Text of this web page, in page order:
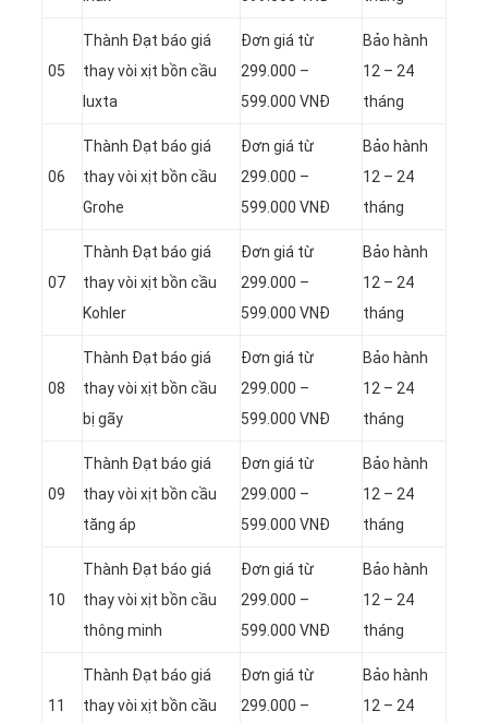
05
Thành Đạt báo giá
thay vòi xịt bồn cầu
Iuxta
Đơn giá từ
299.000 –
599.000 VNĐ
Bảo hành
12 – 24
tháng
06
Thành Đạt báo giá
thay vòi xịt bồn cầu
Grohe
Đơn giá từ
299.000 –
599.000 VNĐ
Bảo hành
12 – 24
tháng
07
Thành Đạt báo giá
thay vòi xịt bồn cầu
Kohler
Đơn giá từ
299.000 –
599.000 VNĐ
Bảo hành
12 – 24
tháng
08
Thành Đạt báo giá
thay vòi xịt bồn cầu
bị gãy
Đơn giá từ
299.000 –
599.000 VNĐ
Bảo hành
12 – 24
tháng
09
Thành Đạt báo giá
thay vòi xịt bồn cầu
tăng áp
Đơn giá từ
299.000 –
599.000 VNĐ
Bảo hành
12 – 24
tháng
10
Thành Đạt báo giá
thay vòi xịt bồn cầu
thông minh
Đơn giá từ
299.000 –
599.000 VNĐ
Bảo hành
12 – 24
tháng
11
Thành Đạt báo giá
thay vòi xịt bồn cầu
Đơn giá từ
299.000 –
Bảo hành
12 – 24